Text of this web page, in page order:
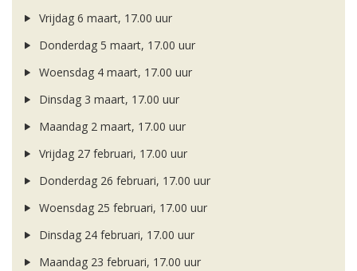
Vrijdag 6 maart, 17.00 uur
Donderdag 5 maart, 17.00 uur
Woensdag 4 maart, 17.00 uur
Dinsdag 3 maart, 17.00 uur
Maandag 2 maart, 17.00 uur
Vrijdag 27 februari, 17.00 uur
Donderdag 26 februari, 17.00 uur
Woensdag 25 februari, 17.00 uur
Dinsdag 24 februari, 17.00 uur
Maandag 23 februari, 17.00 uur